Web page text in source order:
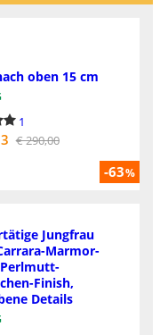
-63%
oben 15 cm
1
€ 290,00
Jungfrau
Marmor-
Finish,
Details